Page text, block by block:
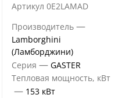
Артикул 0E2LAMAD
Производитель —
Lamborghini
(Ламборджини)
Серия — GASTER
Тепловая мощность, кВт
— 153 кВт